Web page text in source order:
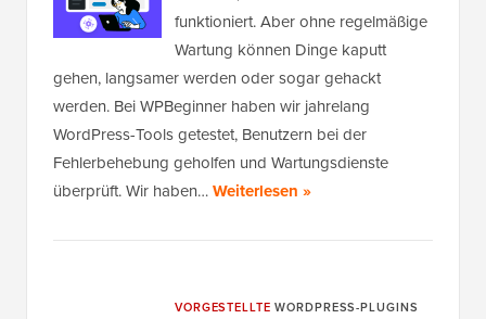
funktioniert. Aber ohne regelmäßige
Wartung können Dinge kaputt
gehen, langsamer werden oder sogar gehackt
werden. Bei WPBeginner haben wir jahrelang
WordPress-Tools getestet, Benutzern bei der
Fehlerbehebung geholfen und Wartungsdienste
überprüft. Wir haben…Weiterlesen »
VORGESTELLTE WORDPRESS-PLUGINS